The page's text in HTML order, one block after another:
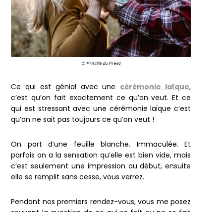
© Priscilla du Preez
Ce qui est génial avec une cérémonie laïque,
c’est qu’on fait exactement ce qu’on veut. Et ce
qui est stressant avec une cérémonie laïque c’est
qu’on ne sait pas toujours ce qu’on veut !
On part d’une feuille blanche. Immaculée. Et
parfois on a la sensation qu’elle est bien vide, mais
c’est seulement une impression au début, ensuite
elle se remplit sans cesse, vous verrez.
Pendant nos premiers rendez-vous, vous me posez